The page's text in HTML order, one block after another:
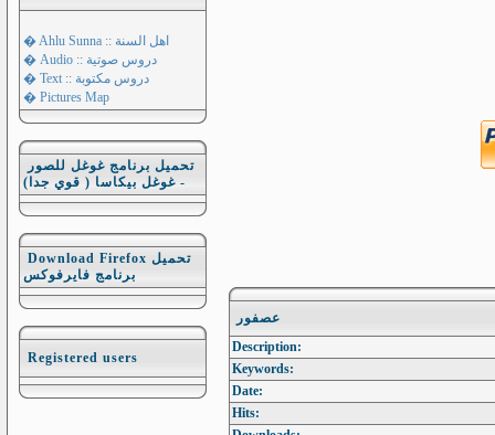
� Ahlu Sunna :: اهل السنة
� Audio :: دروس صوتية
� Text :: دروس مكتوبة
� Pictures Map
تحميل برنامج غوغل للصور
- غوغل بيكاسا ( قوي جدا)
Download Firefox تحميل
برنامج فايرفوكس
Registered users
عصفور
Description:
Keywords:
Date:
Hits: